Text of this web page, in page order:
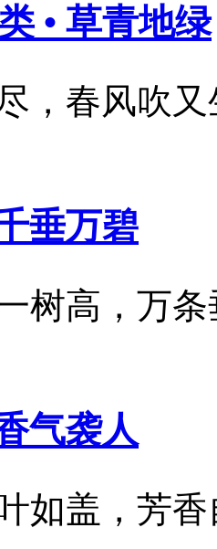
• 草青地绿
，春风吹又
垂万碧
树高，万
气袭人
如盖，芳